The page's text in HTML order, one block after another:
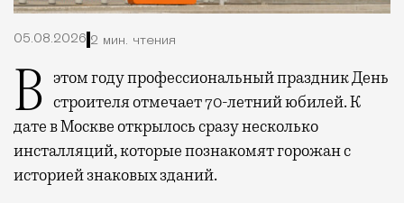
05.08.2026 2 мин. чтения
В этом году профессиональный праздник День строителя отмечает 70-летний юбилей. К
дате в Москве открылось сразу несколько
инсталляций, которые познакомят горожан с
историей знаковых зданий.